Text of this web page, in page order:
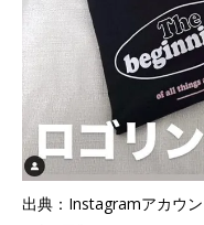
出典：Instagramアカウン